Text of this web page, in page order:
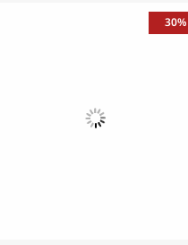
30%